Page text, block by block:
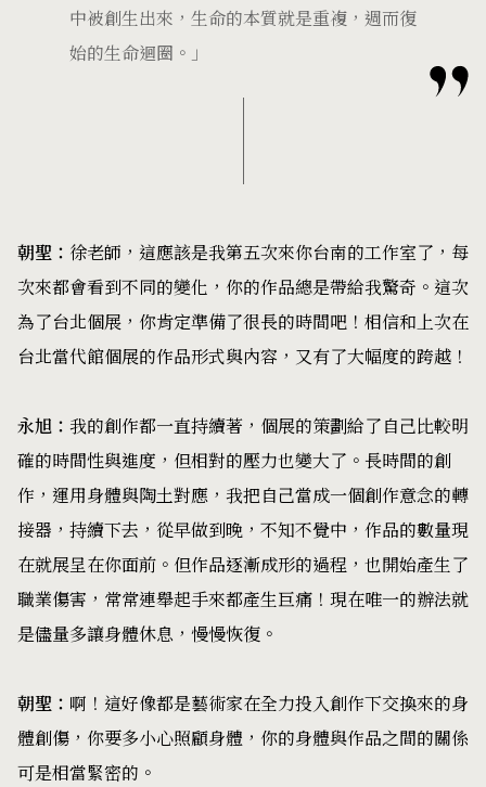
中被創生出來，生命的本質就是重複，週而復
始的生命迴圈。」
朝聖： 徐老師，這應該是我第五次來你台南的工作室了，每
次來都會看到不同的變化，你的作品總是帶給我驚奇。這次
為了台北個展，你肯定準備了很長的時間吧！相信和上次在
台北當代館個展的作品形式與內容，又有了大幅度的跨越！
永旭： 我的創作都一直持續著，個展的策劃給了自己比較明
確的時間性與進度，但相對的壓力也變大了。長時間的創
作，運用身體與陶土對應，我把自己當成一個創作意念的轉
接器，持續下去，從早做到晚，不知不覺中，作品的數量現
在就展呈在你面前。但作品逐漸成形的過程，也開始產生了
職業傷害，常常連舉起手來都產生巨痛！現在唯一的辦法就
是儘量多讓身體休息，慢慢恢復。
朝聖： 啊！這好像都是藝術家在全力投入創作下交換來的身
體創傷，你要多小心照顧身體，你的身體與作品之間的關係
可是相當緊密的。